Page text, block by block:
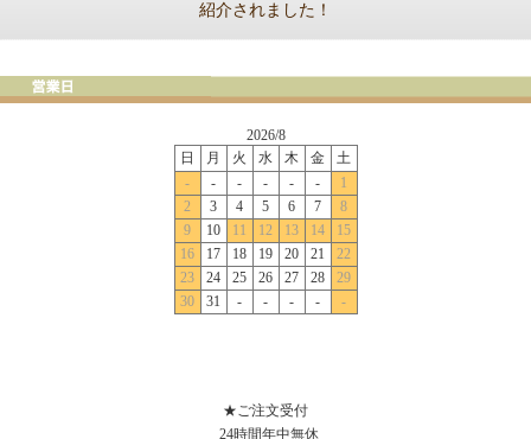
紹介されました！
★ご注文受付
24時間年中無休